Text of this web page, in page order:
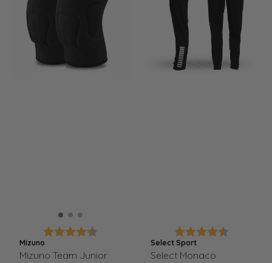
Karakter:
Mizuno
Mizuno Team Junior
Karakter:
Select Sport
Select Monaco